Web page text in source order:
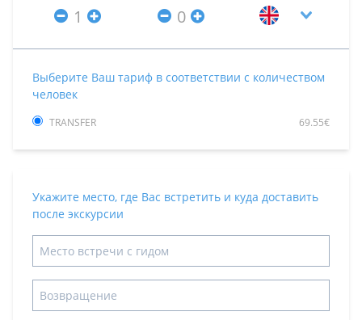
Выберите Ваш тариф в соответствии с количеством
человек
TRANSFER 69.55€
Укажите место, где Вас встретить и куда доставить
после экскурсии